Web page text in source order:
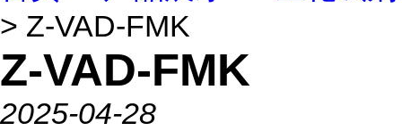
> Z-VAD-FMK
Z-VAD-FMK
2025-04-28